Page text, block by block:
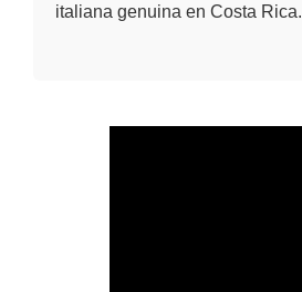
italiana genuina en Costa Rica.